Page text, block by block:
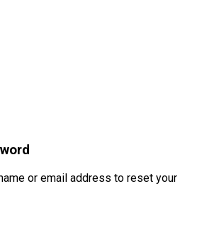
or email address to reset your